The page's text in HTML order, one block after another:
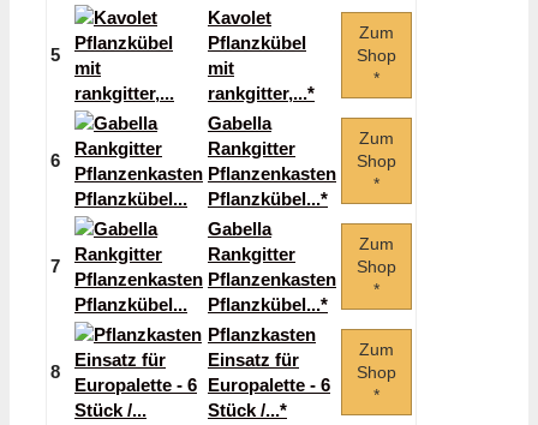
5
Kavolet
Pflanzkübel
mit
rankgitter,...*
Zum
Shop
*
6
Gabella
Rankgitter
Pflanzenkasten
Pflanzkübel...*
Zum
Shop
*
7
Gabella
Rankgitter
Pflanzenkasten
Pflanzkübel...*
Zum
Shop
*
8
Pflanzkasten
Einsatz für
Europalette - 6
Stück /...*
Zum
Shop
*